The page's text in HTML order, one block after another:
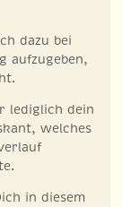
dazu bei
aufzugeben,
lediglich dein
welches
in diesem